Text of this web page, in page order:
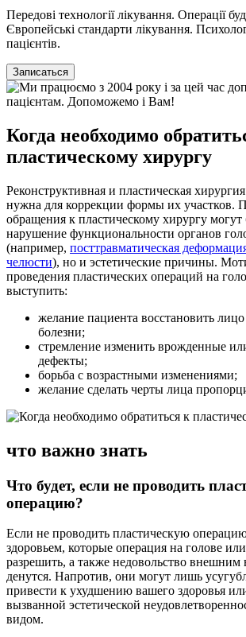
Передові технології лікування. Операції
Європейські стандарти лікування.
пацієнтів.
Записаться
Когда необходимо
пластическому хирургу
Реконструктивная и пластическая
нужна для коррекции формы их участков.
обращения к пластическому хирургу могут
нарушение функциональности органов
(например, посттравматическая
челюсти), но и эстетические причины.
проведения пластических операций на
выступить:
желание пациента восстановить
болезни;
стремление изменить врожденные
дефекты;
борьба с возрастными изменениями;
желание сделать черты лица
что важно знать
Что будет, если не проводить
операцию?
Если не проводить пластическую
здоровьем, которые операция на голове
разрешить, а также недовольство внешним
денутся. Напротив, они могут лишь
привести к ухудшению вашего здоровья
вызванной эстетической
видом.